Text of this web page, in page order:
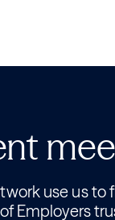
use us to
Employers